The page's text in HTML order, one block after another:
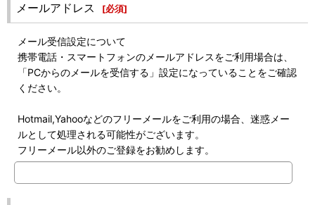
メールアドレス [必須]
メール受信設定について
携帯電話・スマートフォンのメールアドレスをご利用場合は、
「PCからのメールを受信する」設定になっていることをご確認
ください。
Hotmail,Yahooなどのフリーメールをご利用の場合、迷惑メー
ルとして処理される可能性がございます。
フリーメール以外のご登録をお勧めします。